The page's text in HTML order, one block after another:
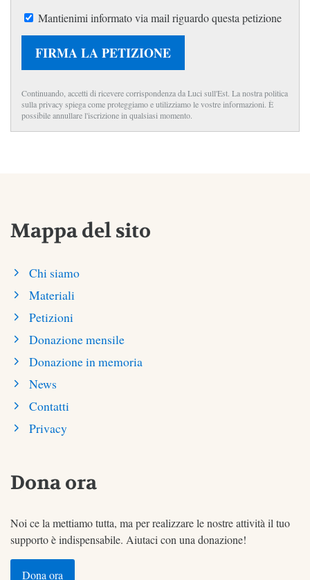
Mantienimi informato via mail riguardo questa petizione
FIRMA LA PETIZIONE
Continuando, accetti di ricevere corrispondenza da Luci sull'Est. La nostra politica
sulla privacy spiega come proteggiamo e utilizziamo le vostre informazioni. È
possibile annullare l'iscrizione in qualsiasi momento.
Mappa del sito
Chi siamo
Materiali
Petizioni
Donazione mensile
Donazione in memoria
News
Contatti
Privacy
Dona ora
Noi ce la mettiamo tutta, ma per realizzare le nostre attività il tuo
supporto è indispensabile. Aiutaci con una donazione!
Dona ora